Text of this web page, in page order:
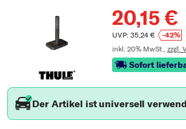
20,15 €
UVP: 35,24 €
-42%
inkl. 20% MwSt., zzgl.
Sofort
Der Artikel ist universell